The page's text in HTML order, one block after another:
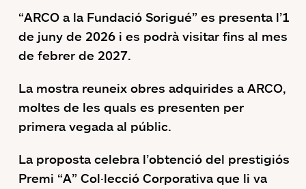
“ARCO a la Fundació Sorigué” es presenta l’1
de juny de 2026 i es podrà visitar fins al mes
de febrer de 2027.
La mostra reuneix obres adquirides a ARCO,
moltes de les quals es presenten per
primera vegada al públic.
La proposta celebra l’obtenció del prestigiós
Premi “A” Col·lecció Corporativa que li va